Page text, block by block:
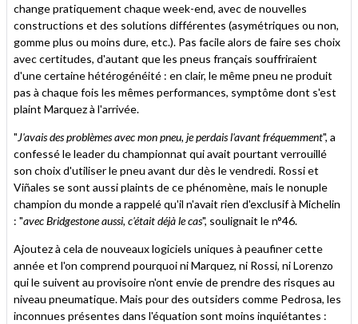
change pratiquement chaque week-end, avec de nouvelles
constructions et des solutions différentes (asymétriques ou non,
gomme plus ou moins dure, etc.). Pas facile alors de faire ses choix
avec certitudes, d'autant que les pneus français souffriraient
d'une certaine hétérogénéité : en clair, le même pneu ne produit
pas à chaque fois les mêmes performances, symptôme dont s'est
plaint Marquez à l'arrivée.
"J'avais des problèmes avec mon pneu, je perdais l'avant fréquemment", a
confessé le leader du championnat qui avait pourtant verrouillé
son choix d'utiliser le pneu avant dur dès le vendredi. Rossi et
Viñales se sont aussi plaints de ce phénomène, mais le nonuple
champion du monde a rappelé qu'il n'avait rien d'exclusif à Michelin
: "avec Bridgestone aussi, c'était déjà le cas", soulignait le n°46.
Ajoutez à cela de nouveaux logiciels uniques à peaufiner cette
année et l'on comprend pourquoi ni Marquez, ni Rossi, ni Lorenzo
qui le suivent au provisoire n'ont envie de prendre des risques au
niveau pneumatique. Mais pour des outsiders comme Pedrosa, les
inconnues présentes dans l'équation sont moins inquiétantes :